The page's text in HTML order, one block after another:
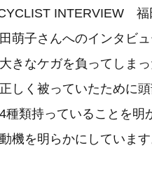
INTERVIEW 福
萌子さんへのインタビ
きなケガを負ってしま
しく被っていたために
種類持っていることを明
機を明らかにしています